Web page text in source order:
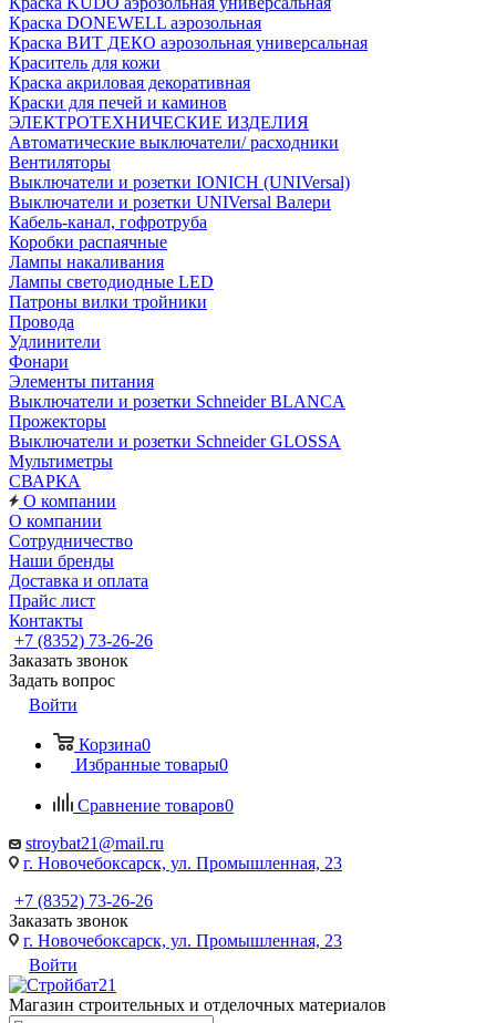
Краска DONEWELL аэрозольная
Краска ВИТ ДЕКО аэрозольная универсальная
Краситель для кожи
Краска акриловая декоративная
Краски для печей и каминов
ЭЛЕКТРОТЕХНИЧЕСКИЕ ИЗДЕЛИЯ
Автоматические выключатели/ расходники
Вентиляторы
Выключатели и розетки IONICH (UNIVersal)
Выключатели и розетки UNIVersal Валери
Кабель-канал, гофротруба
Коробки распаячные
Лампы накаливания
Лампы светодиодные LED
Патроны вилки тройники
Провода
Удлинители
Фонари
Элементы питания
Выключатели и розетки Schneider BLANCA
Прожекторы
Выключатели и розетки Schneider GLOSSA
Мультиметры
СВАРКА
О компании
О компании
Сотрудничество
Наши бренды
Доставка и оплата
Прайс лист
Контакты
+7 (8352) 73-26-26
Заказать звонок
Задать вопрос
Войти
Корзина0
Избранные товары0
Сравнение товаров0
stroybat21@mail.ru
г. Новочебоксарск, ул. Промышленная, 23
+7 (8352) 73-26-26
Заказать звонок
г. Новочебоксарск, ул. Промышленная, 23
Войти
Магазин строительных и отделочных материалов